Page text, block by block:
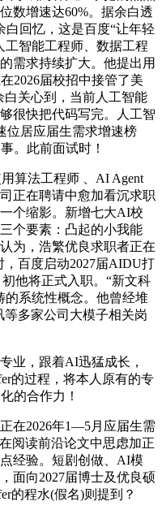
数增速达60%。据余白透
回忆，这是百度“让年轻
工智能工程师、数据工程
需求持续扩大。他提出用
2026届校招中接管了美
白关心到，当前人工智能
很快把代码写完。人工智
位居应届生需求增速榜
。此前面试时！
法工程师 、AI Agent
正在聘请中愈加看沉求职
个缩影。新增七大AI校
个要素：凸起的小我能
为，浩繁优良求职者正在
，百度启动2027届AIDU打
他将正式入职。“新文科
的系统性概念。他曾经堆
多家公司大模子相关岗
，跟着AI迅猛成长，
的过程，将本人原有的专
的合作力！
2026年1—5月应届生需
阅读前沿论文中思虑加正
经验。短剧创做、AI模
面向2027届博士及优良硕
的程水(假名)则提到？